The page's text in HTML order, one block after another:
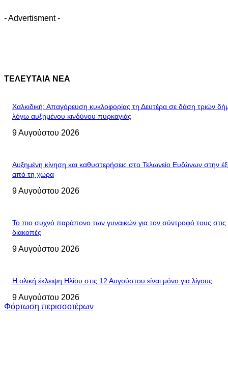
- Advertisment -
ΤΕΛΕΥΤΑΙΑ ΝΕΑ
Χαλκιδική: Απαγόρευση κυκλοφορίας τη Δευτέρα σε δάση τριών
λόγω αυξημένου κινδύνου πυρκαγιάς
9 Αυγούστου 2026
Αυξημένη κίνηση και καθυστερήσεις στο Τελωνείο Ευζώνων στην
από τη χώρα
9 Αυγούστου 2026
Το πιο συχνό παράπονο των γυναικών για τον σύντροφό τους στις
διακοπές
9 Αυγούστου 2026
Η ολική έκλειψη Ηλίου στις 12 Αυγούστου είναι μόνο για λίγους
9 Αυγούστου 2026
Φόρτωση περισσοτέρων